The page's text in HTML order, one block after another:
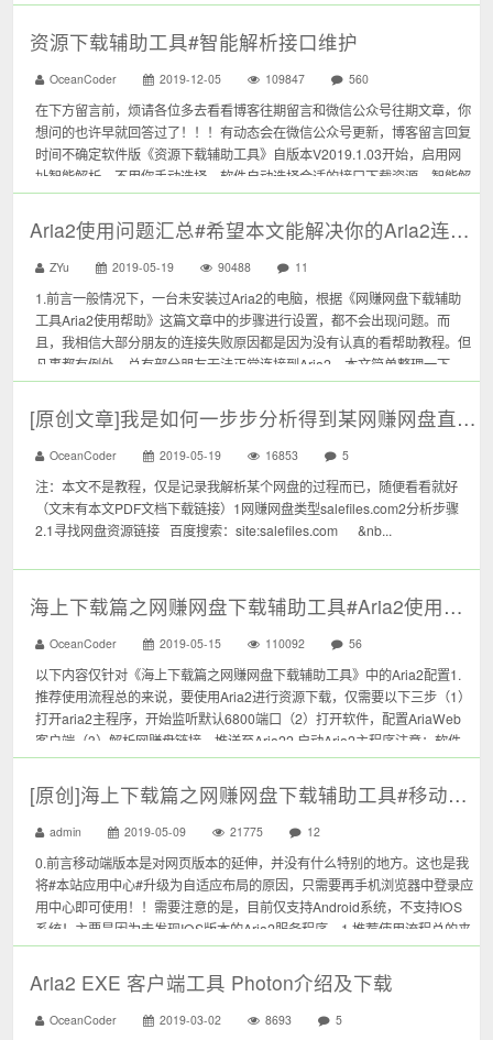
为工作太忙，所以很...
资源下载辅助工具#智能解析接口维护
OceanCoder 2019-12-05 109847 560
在下方留言前，烦请各位多去看看博客往期留言和微信公众号往期文章，你
想问的也许早就回答过了！！！有动态会在微信公众号更新，博客留言回复
时间不确定软件版《资源下载辅助工具》自版本V2019.1.03开始，启用网
址智能解析，不用你手动选择，软件自动选择合适的接口下载资源。智能解
析若要变得更智能、更好用还需要各位使用者多多的反馈意见、留言支持当
支持的网盘链...
Aria2使用问题汇总#希望本文能解决你的Aria2连接问题
ZYu 2019-05-19 90488 11
1.前言一般情况下，一台未安装过Aria2的电脑，根据《网赚网盘下载辅助
工具Aria2使用帮助》这篇文章中的步骤进行设置，都不会出现问题。而
且，我相信大部分朋友的连接失败原因都是因为没有认真的看帮助教程。但
凡事都有例外，总有部分朋友无法正常连接到Aria2，本文简单整理一下，
希望能对你有所帮助。2.问题汇总问题1：Aria2一直处于连接中，无法...
[原创文章]我是如何一步步分析得到某网赚网盘直链地址的
OceanCoder 2019-05-19 16853 5
注：本文不是教程，仅是记录我解析某个网盘的过程而已，随便看看就好
（文末有本文PDF文档下载链接）1网赚网盘类型salefiles.com2分析步骤
2.1寻找网盘资源链接 百度搜索：site:salefiles.com &nb...
海上下载篇之网赚网盘下载辅助工具#Aria2使用帮助
OceanCoder 2019-05-15 110092 56
以下内容仅针对《海上下载篇之网赚网盘下载辅助工具》中的Aria2配置1.
推荐使用流程总的来说，要使用Aria2进行资源下载，仅需要以下三步（1）
打开aria2主程序，开始监听默认6800端口（2）打开软件，配置AriaWeb
客户端（3）解析网赚盘链接，推送至Aria22.启动Aria2主程序注意：软件
默认打包了64bit的Aria2版本，若...
[原创]海上下载篇之网赚网盘下载辅助工具#移动端版本#手机版
admin 2019-05-09 21775 12
0.前言移动端版本是对网页版本的延伸，并没有什么特别的地方。这也是我
将#本站应用中心#升级为自适应布局的原因，只需要再手机浏览器中登录应
用中心即可使用！！需要注意的是，目前仅支持Android系统，不支持IOS
系统！主要是因为未发现IOS版本的Aria2服务程序。1.推荐使用流程总的来
说，要使用Aria2进行资源下载，需要以下三步（1）打开Ar...
Aria2 EXE 客户端工具 Photon介绍及下载
OceanCoder 2019-03-02 8693 5